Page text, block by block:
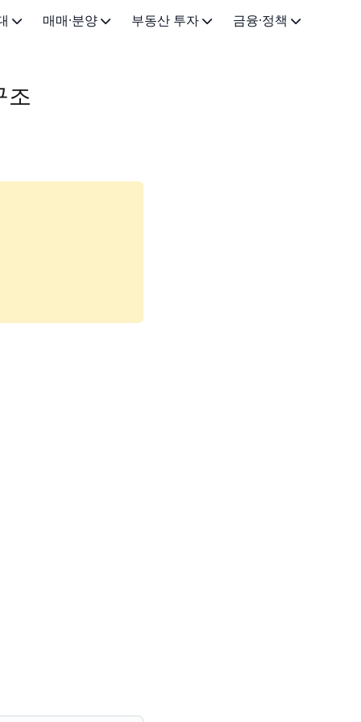
매매·분양 부동산 투자 금융·정책
조